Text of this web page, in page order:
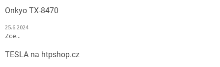
Onkyo TX-8470
25.6.2024
Zce...
TESLA na htpshop.cz